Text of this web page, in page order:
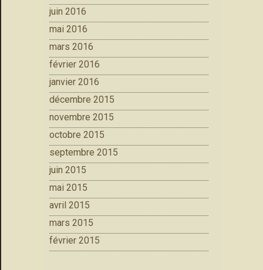
juin 2016
mai 2016
mars 2016
février 2016
janvier 2016
décembre 2015
novembre 2015
octobre 2015
septembre 2015
juin 2015
mai 2015
avril 2015
mars 2015
février 2015